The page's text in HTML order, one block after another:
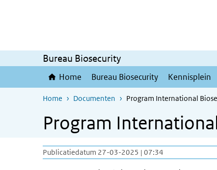
Bureau Biosecurity
Home Bureau Biosecurity Kennisplein
Home Documenten Program International
Program
Publicatiedatum 27-03-2025 | 07:34